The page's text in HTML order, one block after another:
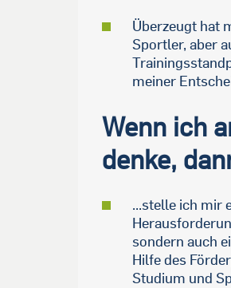
Überzeugt hat
Sportler, aber
meiner
Wenn ich
denke,
...stelle ich mir
sondern auch
Hilfe des
Studium und